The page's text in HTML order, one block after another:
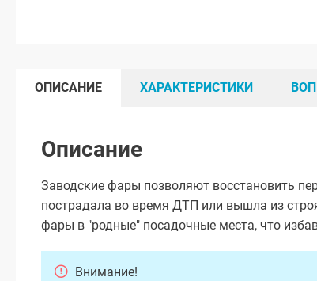
ОПИСАНИЕ ХАРАКТЕРИСТИКИ
Описание
Заводские фары позволяют восстановить
пострадала во время ДТП или вышла из
фары в "родные" посадочные места, что
Внимание!